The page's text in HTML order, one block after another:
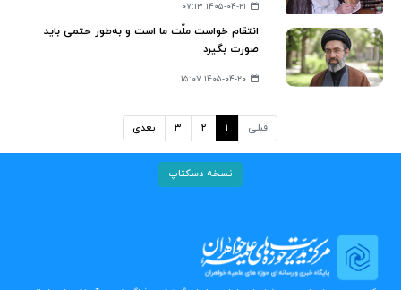
۱۴۰۵-۰۴-۲۱ ۰۷:۱۳
انتقام خواست ملّت ما است و به‌طور حتمی باید
صورت بگیرد
۱۴۰۵-۰۴-۲۰ ۱۵:۰۷
قبلی ۱ ۲ ۳ بعدی
نسخه دسکتاپ